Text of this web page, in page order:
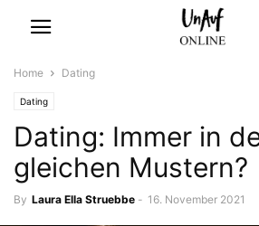
Home Dating
Dating
Dating: Immer in
gleichen Mustern?
By Laura Ella Struebbe - 16. November 2021